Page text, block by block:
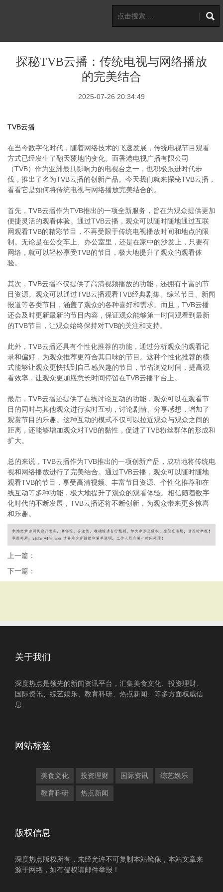
探秘TVB云播：传统电视与网络播放
的完美结合
2025-07-26 20:34:49
TVB云播
在当今数字化时代，随着网络技术的飞速发展，传统电视节目观看
方式已经发生了翻天覆地的变化。而香港电视广播有限公司
（TVB）作为亚洲最具影响力的电视台之一，也积极跟进时代步
伐，推出了名为TVB云播的创新产品。今天我们就来探秘TVB云播，
看看它是如何将传统电视与网络播放完美结合的。
首先，TVB云播作为TVB推出的一项全新服务，旨在为观众提供更加
便捷灵活的观看体验。通过TVB云播，观众可以随时随地通过互联
网观看TVB的精彩节目，不再受限于传统电视播放时间和地点的限
制。无论是在公交车上、办公室里，还是在家中的沙发上，只要有
网络，就可以轻松享受TVB的节目，极大地提升了观众的观看体
验。
其次，TVB云播不仅提供了高清视频播放的功能，还拥有丰富的节
目资源。观众可以通过TVB云播观看TVB经典剧集、综艺节目、新闻
报道等各类节目，涵盖了观众的各种喜好和需求。而且，TVB云播
还会及时更新最新的节目内容，保证观众能够第一时间观看到最新
的TVB节目，让观众始终保持对TVB的关注和支持。
此外，TVB云播还具有个性化推荐的功能，通过分析观众的观看记
录和偏好，为观众推荐更符合其口味的节目。这种个性化推荐的模
式能够让观众更快找到自己感兴趣的节目，节省浏览时间，提高观
看效率，让观众更加愿意长时间停留在TVB云播平台上。
最后，TVB云播还提供了在线讨论互动的功能，观众可以在观看节
目的同时与其他观众进行实时互动，讨论剧情、分享感想，增加了
观赏节目的乐趣。这种互动的模式不仅可以拉近观众与观众之间的
距离，还能够增加观众对TVB的黏性，促进了TVB粉丝群体的形成和
扩大。
总的来说，TVB云播作为TVB推出的一项创新产品，成功地将传统电
视和网络播放进行了完美结合。通过TVB云播，观众可以随时随地
观看TVB的节目，享受高清视频、丰富节目资源、个性化推荐和在
线互动等多种功能，极大地提升了观众的观看体验。相信随着数字
化时代的不断发展，TVB云播还将不断创新，为观众带来更多惊喜
和乐趣。
上一篇：
下一篇：
关于我们
深度热点是领先的新闻资讯平台，汇集美食文化、投资理财、
国际资讯、综艺娱乐、教育科研、热点新闻、等多方面权威信
息
网站标签
美食文化 投资理财 国际资讯 综艺娱乐
教育科研 热点新闻
版权信息
深度热点版权所有，未经允许不可复制本站镜像，本站文章来
源于网络，如有侵权请邮件举报！